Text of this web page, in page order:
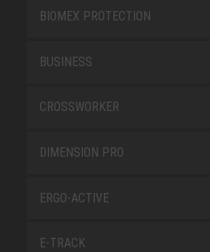
BIOMEX PROTECTION
BUSINESS
CROSSWORKER
DIMENSION PRO
ERGO-ACTIVE
E-TRACK